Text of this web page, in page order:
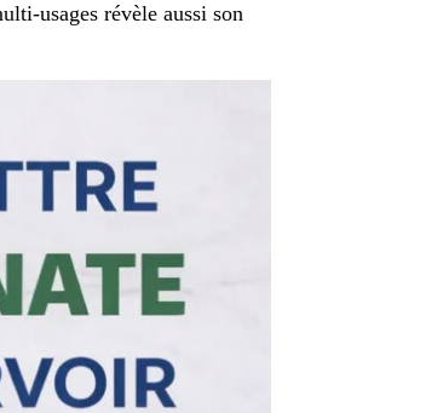
usages révèle aussi son